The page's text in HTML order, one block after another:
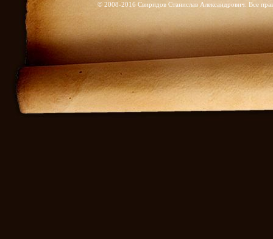
© 2008-2016 Свиридов Станислав Александрович. Все